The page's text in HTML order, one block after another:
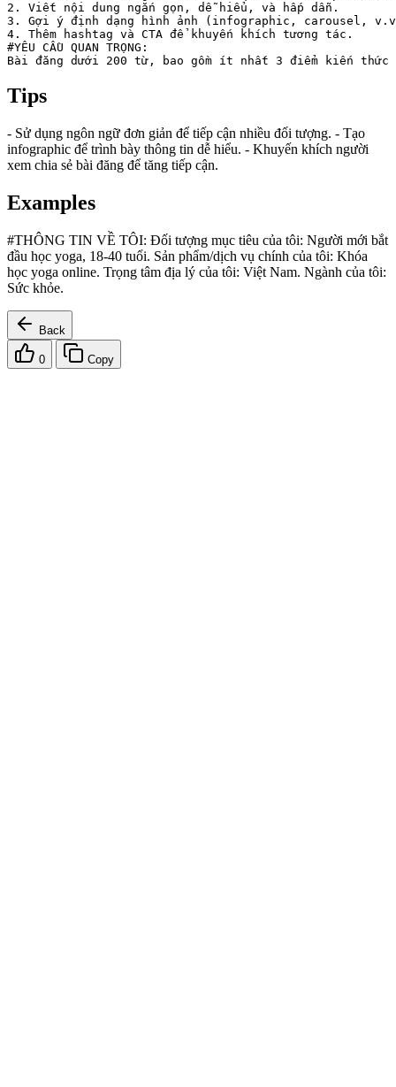
2. Viết nội dung ngắn gọn, dễ hiểu, và hấp dẫn.
3. Gợi ý định dạng hình ảnh (infographic, carousel,
4. Thêm hashtag và CTA để khuyến khích tương tác.
#YÊU CẦU QUAN TRỌNG:
Bài đăng dưới 200 từ, bao gồm ít nhất 3 điểm kiến thức
Tips
- Sử dụng ngôn ngữ đơn giản để tiếp cận nhiều đối tượng. - Tạo
infographic để trình bày thông tin dễ hiểu. - Khuyến khích người
xem chia sẻ bài đăng để tăng tiếp cận.
Examples
#THÔNG TIN VỀ TÔI: Đối tượng mục tiêu của tôi: Người mới bắt
đầu học yoga, 18-40 tuổi. Sản phẩm/dịch vụ chính của tôi: Khóa
học yoga online. Trọng tâm địa lý của tôi: Việt Nam. Ngành của tôi:
Sức khỏe.
Back
0 Copy